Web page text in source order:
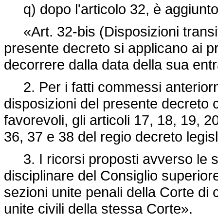
q) dopo l'articolo 32, è
«Art. 32-bis (Disposizioni
presente decreto si applicano ai
decorrere dalla data della sua
2. Per i fatti commessi
disposizioni del presente decreto
favorevoli, gli articoli 17, 18, 19,
36, 37 e 38 del regio decreto
3. I ricorsi proposti avverso le
disciplinare del Consiglio
sezioni unite penali della Corte di
unite civili della stessa Corte».